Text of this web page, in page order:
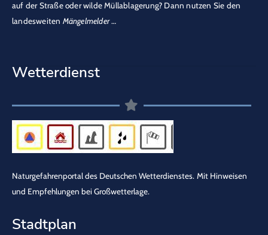
auf der Straße oder wilde Müllablagerung? Dann nutzen Sie den
landesweiten Mängelmelder…
Wetterdienst
Naturgefahrenportal des Deutschen Wetterdienstes. Mit Hinweisen
und Empfehlungen bei Großwetterlage.
Stadtplan